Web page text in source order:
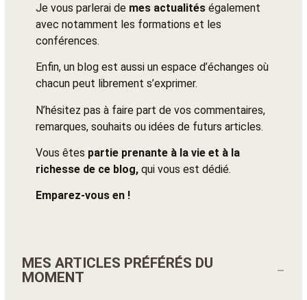
Je vous parlerai de mes actualités également
avec notamment les formations et les
conférences.
Enfin, un blog est aussi un espace d’échanges où
chacun peut librement s’exprimer.
N’hésitez pas à faire part de vos commentaires,
remarques, souhaits ou idées de futurs articles.
Vous êtes partie prenante à la vie et à la
richesse de ce blog, qui vous est dédié.
Emparez-vous en !
MES ARTICLES PRÉFÉRÉS DU
MOMENT